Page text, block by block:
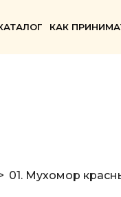
КАК
01. Мухомор